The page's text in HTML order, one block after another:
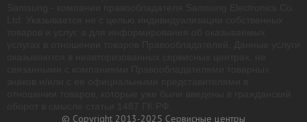
© Copyright 2013-2025 Сервисные центры